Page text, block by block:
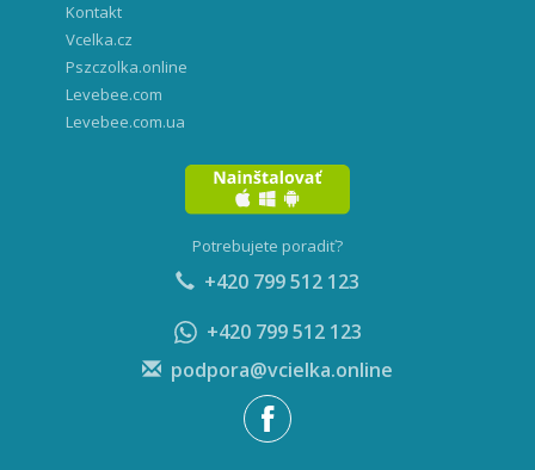
Kontakt
Vcelka.cz
Pszczolka.online
Levebee.com
Levebee.com.ua
Potrebujete poradiť?
+420 799 512 123
+420 799 512 123
podpora@vcielka.online